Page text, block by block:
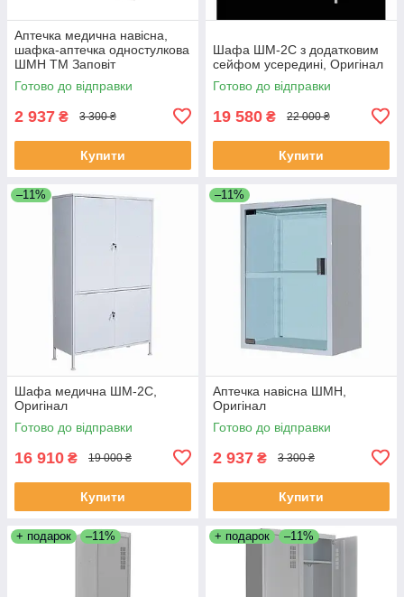
Аптечка медична навісна,
шафка-аптечка одностулкова
ШМН ТМ Заповіт
Готово до відправки
2 937 ₴ 3 300 ₴
Купити
Шафа ШМ-2С з додатковим
сейфом усередині, Оригінал
Готово до відправки
19 580 ₴ 22 000 ₴
Купити
–11%
Шафа медична ШМ-2С,
Оригінал
Готово до відправки
16 910 ₴ 19 000 ₴
Купити
–11%
Аптечка навісна ШМН,
Оригінал
Готово до відправки
2 937 ₴ 3 300 ₴
Купити
+ подарок –11% + подарок –11%